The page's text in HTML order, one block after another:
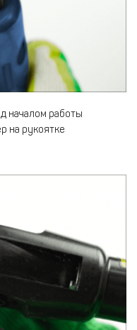
началом работы
на рукоятке